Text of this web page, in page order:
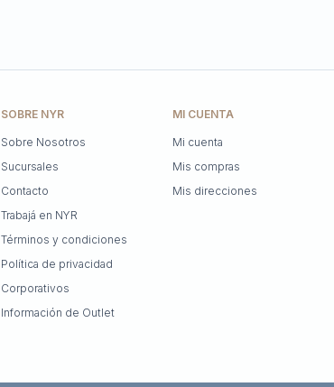
SOBRE NYR
Sobre Nosotros
Sucursales
Contacto
Trabajá en NYR
Términos y condiciones
Política de privacidad
Corporativos
Información de Outlet
MI CUENTA
Mi cuenta
Mis compras
Mis direcciones